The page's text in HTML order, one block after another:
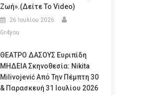
Ζωή».(Δείτε Το Video)
26 Ιουλίου 2026
Gr4you
ΘΕΑΤΡΟ ΔΑΣΟΥΣ Ευριπίδη
ΜΗΔΕΙΑ Σκηνοθεσία: Nikita
Milivojević Από Την Πέμπτη 30
& Παρασκευή 31 Ιουλίου 2026